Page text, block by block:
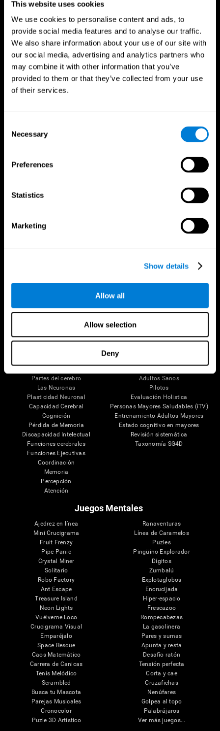
This website uses cookies
We use cookies to personalise content and ads, to
provide social media features and to analyse our traffic.
We also share information about your use of our site with
our social media, advertising and analytics partners who
may combine it with other information that you’ve
provided to them or that they’ve collected from your use
of their services.
Selection
Necessary
Preferences
Statistics
Marketing
Show details
Allow all
Allow selection
Deny
Síguenos en
Tu Cerebro
Partes del cerebro
Las Neuronas
Plasticidad Neuronal
Capacidad Cerebral
Cognición
Pérdida de Memoria
Discapacidad Intelectual
Funciones cerebrales
Funciones Ejecutivas
Coordinación
Memoria
Percepción
Atención
Investigación
Validación de las Terapias Digitales
Adultos Sanos
Pilotos
Evaluación Holistica
Personas Mayores Saludables (iTV)
Entrenamiento Adultos Mayores
Estado cognitivo en mayores
Revisión sistemática
Taxonomía SG4D
Juegos Mentales
Ajedrez en línea
Mini Crucigrama
Fruit Frenzy
Pipe Panic
Crystal Miner
Solitario
Robo Factory
Ant Escape
Treasure Island
Neon Lights
Vuélveme Loco
Crucigrama Visual
Emparéjalo
Space Rescue
Caos Matemático
Carrera de Canicas
Tenis Melódico
Scrambled
Busca tu Mascota
Parejas Musicales
Cronocolor
Puzle 3D Artístico
Ranaventuras
Línea de Caramelos
Puzles
Pingüino Explorador
Dígitos
Zumbalú
Explotaglobos
Encrucijada
Hiper-espacio
Frescazoo
Rompecabezas
La gasolinera
Pares y sumas
Apunta y resta
Desafío ratón
Tensión perfecta
Corta y cae
Cruzafichas
Nenúfares
Golpea al topo
Palabrájaros
Ver más juegos...